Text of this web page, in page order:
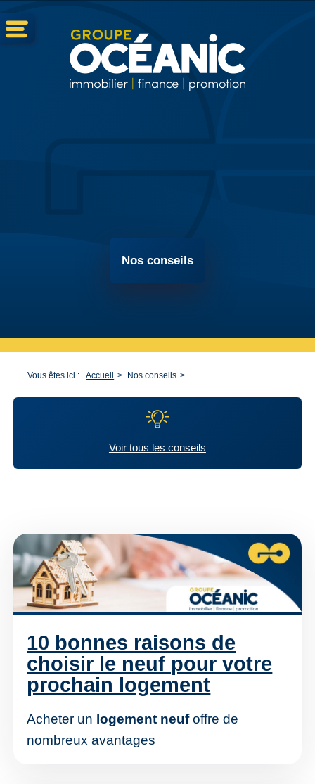
Nos conseils
Vous êtes ici : Accueil Nos conseils
Voir tous les conseils
10 bonnes raisons de
choisir le neuf pour votre
prochain logement
Acheter un logement neufoffre de
nombreux avantages